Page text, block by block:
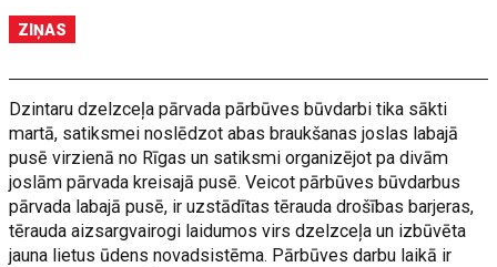
ZIŅAS
Dzintaru dzelzceļa pārvada pārbūves būvdarbi tika sākti
martā, satiksmei noslēdzot abas braukšanas joslas labajā
pusē virzienā no Rīgas un satiksmi organizējot pa divām
joslām pārvada kreisajā pusē. Veicot pārbūves būvdarbus
pārvada labajā pusē, ir uzstādītas tērauda drošības barjeras,
tērauda aizsargvairogi laidumos virs dzelzceļa un izbūvēta
jauna lietus ūdens novadsistēma. Pārbūves darbu laikā ir